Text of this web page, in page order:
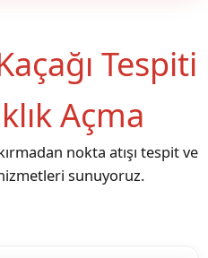
Tespiti
Açma
nokta atışı tespit ve
sunuyoruz.